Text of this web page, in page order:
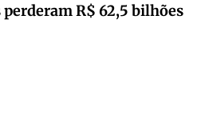
R$ 62,5 bilhões